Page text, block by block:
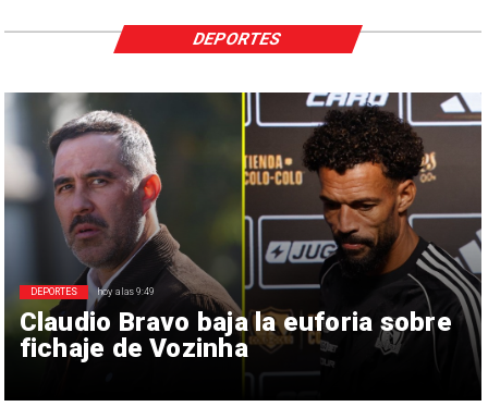
Claudio Bravo baja la euforia sobre
fichaje de Vozinha
DEPORTES hoy a las 9:49
DEPORTES